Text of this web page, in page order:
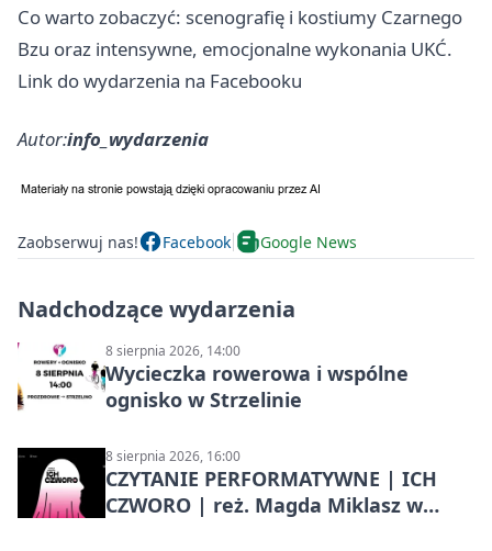
Co warto zobaczyć: scenografię i kostiumy Czarnego
Bzu oraz intensywne, emocjonalne wykonania UKĆ.
Link do wydarzenia na Facebooku
Autor:info_wydarzenia
Zaobserwuj nas! Facebook Google News
Nadchodzące wydarzenia
8 sierpnia 2026, 14:00
Wycieczka rowerowa i wspólne
ognisko w Strzelinie
8 sierpnia 2026, 16:00
CZYTANIE PERFORMATYWNE | ICH
CZWORO | reż. Magda Miklasz w